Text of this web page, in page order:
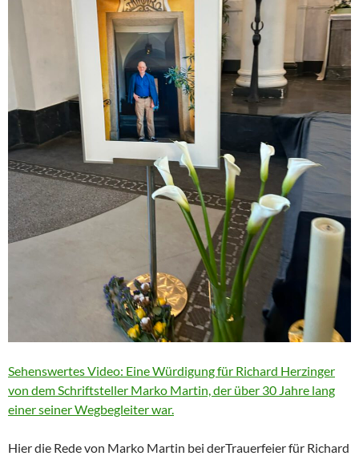
Sehenswertes Video: Eine Würdigung für Richard Herzinger
von dem Schriftsteller Marko Martin, der über 30 Jahre lang
einer seiner Wegbegleiter war.
Hier die Rede von Marko Martin bei derTrauerfeier für Richard